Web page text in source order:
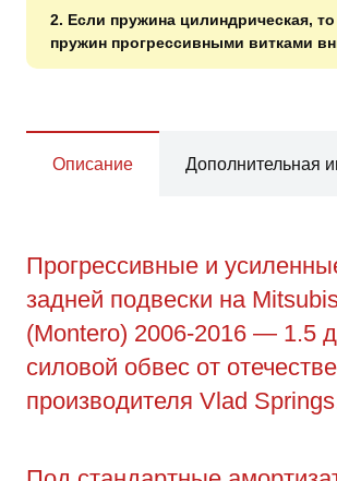
2. Если пружина цилиндрическая, то
пружин прогрессивными витками
Описание Дополнительная
Прогрессивные и
задней подвески на
(Montero) 2006-2016 — 1.5
силовой обвес от
производителя Vlad